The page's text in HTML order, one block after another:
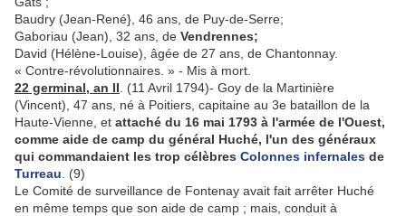
Baudry (Jean-René}, 46 ans, de Puy-de-Serre;
Gaboriau (Jean), 32 ans, de Vendrennes;
David (Hélène-Louise), âgée de 27 ans, de Chantonnay.
« Contre-révolutionnaires. » - Mis à mort.
22 germinal, an II . (11 Avril 1794)- Goy de la Martinière
(Vincent), 47 ans, né à Poitiers, capitaine au 3e bataillon de la
Haute-Vienne, et attaché du 16 mai 1793 à l'armée de l'Ouest,
comme aide de camp du général Huché, l'un des généraux
qui comman­daient les trop célèbres Colonnes infernales de
Turreau
(9)
Le Comité de surveillance de Fontenay avait fait arrêter Huché
en même temps que son aide de camp ; mais, conduit à